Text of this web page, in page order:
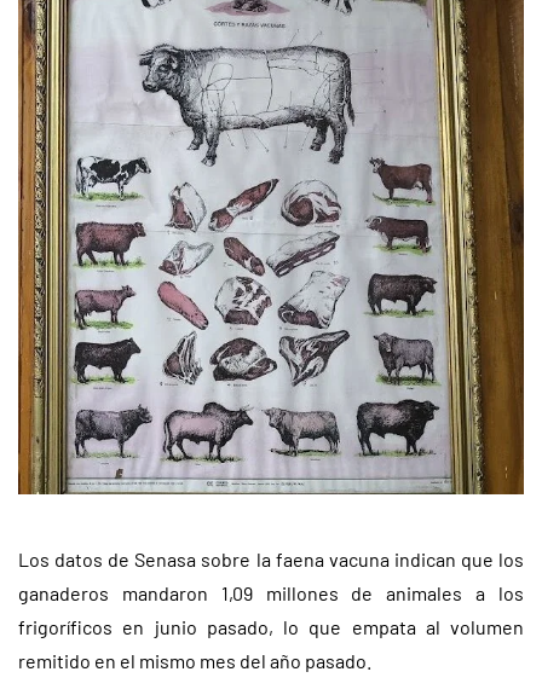
Los datos de Senasa sobre la faena vacuna indican que los
ganaderos mandaron 1,09 millones de animales a los
frigoríficos en junio pasado, lo que empata al volumen
remitido en el mismo mes del año pasado.